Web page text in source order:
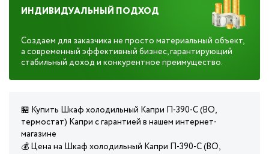
ИНДИВИДУАЛЬНЫЙ ПОДХОД
Создаем для заказчика не просто материальный объект,
а современный эффективный бизнес, гарантирующий
стабильный доход и конкурентное преимущество.
🏪 Купить Шкаф холодильный Капри П-390-С (ВО,
термостат) Капри с гарантией в нашем интернет-
магазине
💰 Цена на Шкаф холодильный Капри П-390-С (ВО,